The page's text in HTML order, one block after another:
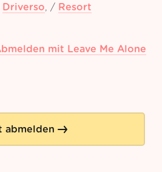
Driverso, / Resort
mit Leave Me Alone
abmelden